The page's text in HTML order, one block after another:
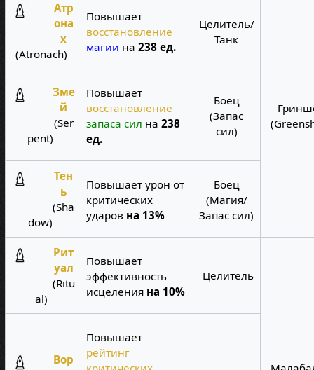
Атр
она
х
(Atronach)
Повышает
восстановление
магии на238 ед.
Целитель/
Танк
Зме
й
(Ser
pent)
Повышает
восстановление
запаса сил на238
ед.
Боец
(Запас
сил)
Тен
ь
(Sha
dow)
Повышает урон от
критических
ударов на 13%
Боец
(Магия/
Запас сил)
Рит
уал
(Ritu
al)
Повышает
эффективность
исцеления на 10%
Целитель
Вор
Повышает
рейтинг